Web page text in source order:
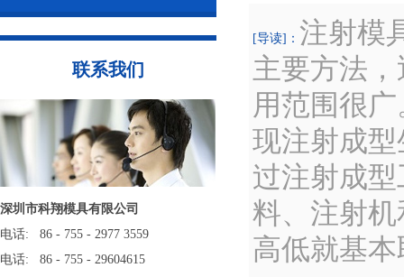
联系我们
深圳市科翔模具有限公司
电话: 86 - 755 - 2977 3559
电话: 86 - 755 - 29604615
[导读]： 注射模
主要方法
用范围很
现注射成
过注射成
料、注射
高低就基